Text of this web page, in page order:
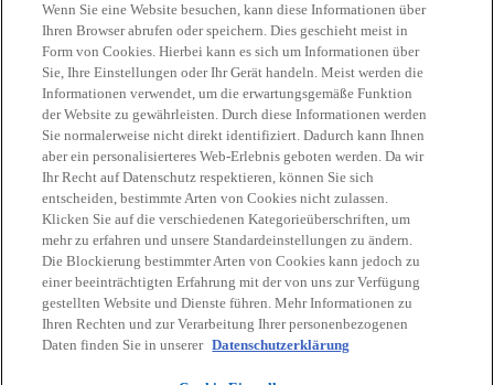
k
a
r
t
e
g
e
ö
ff
n
e
t
Kontakt
Aktuelles
Karriere
w
i
r
d
w
i
r
d
w
i
r
d
w
i
r
d
w
i
r
Rechtliche HinweiseDatenschutz BarrierefreiheitHilfeImpressum
Wenn Sie eine Website besuchen, kann diese Informationen über
Ihren Browser abrufen oder speichern. Dies geschieht meist in
Form von Cookies. Hierbei kann es sich um Informationen über
Sie, Ihre Einstellungen oder Ihr Gerät handeln. Meist werden die
Informationen verwendet, um die erwartungsgemäße Funktion
der Website zu gewährleisten. Durch diese Informationen werden
Sie normalerweise nicht direkt identifiziert. Dadurch kann Ihnen
aber ein personalisierteres Web-Erlebnis geboten werden. Da wir
Ihr Recht auf Datenschutz respektieren, können Sie sich
entscheiden, bestimmte Arten von Cookies nicht zulassen.
Klicken Sie auf die verschiedenen Kategorieüberschriften, um
mehr zu erfahren und unsere Standardeinstellungen zu ändern.
Die Blockierung bestimmter Arten von Cookies kann jedoch zu
einer beeinträchtigten Erfahrung mit der von uns zur Verfügung
gestellten Website und Dienste führen. Mehr Informationen zu
Ihren Rechten und zur Verarbeitung Ihrer personenbezogenen
Daten finden Sie in unserer Datenschutzerklärung